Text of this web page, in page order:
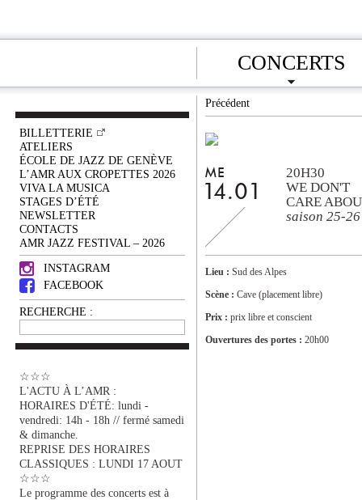
CONCERTS
BILLETTERIE
ATELIERS
ÉCOLE DE JAZZ DE GENÈVE
L’AMR AUX CROPETTES 2026
VIVA LA MUSICA
STAGES D’ÉTÉ
NEWSLETTER
CONTACTS
AMR JAZZ FESTIVAL – 2026
INSTAGRAM
FACEBOOK
RECHERCHE :
☆☆☆
L'ACTU À L’AMR :
HORAIRES D'ÉTÉ: lundi -
vendredi: 14h - 18h // fermé samedi
& dimanche.
REPRISE DES HORAIRES
CLASSIQUES : LUNDI 17 AOUT
☆☆☆
Le programme des concerts est à
Précédent
ME
14.01
20H30
WE DON'T
CARE
saison 25-26
Lieu : Sud des Alpes
Scène : Cave (placement libre)
Prix : prix libre et conscient
Ouvertures des portes : 20h00